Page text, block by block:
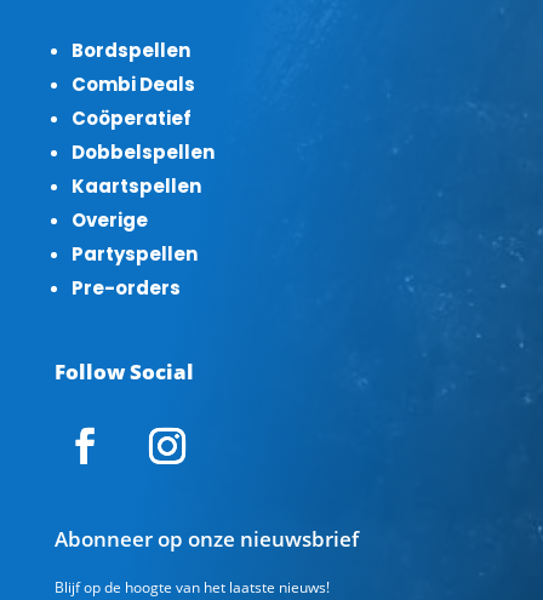
Bordspellen
Combi Deals
Coöperatief
Dobbelspellen
Kaartspellen
Overige
Partyspellen
Pre-orders
Follow Social
Abonneer op onze nieuwsbrief
Blijf op de hoogte van het laatste nieuws!